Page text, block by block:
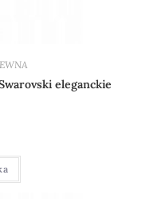
eleganckie